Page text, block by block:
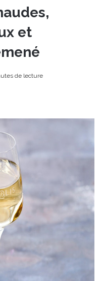
et
de lecture